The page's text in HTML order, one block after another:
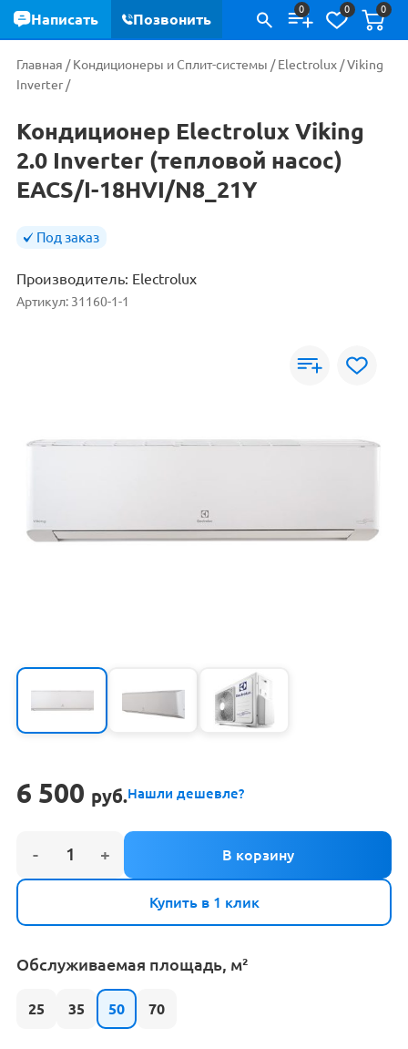
0 0 0
Главная /Кондиционеры и Сплит-системы /Electrolux /Viking
Inverter /
Кондиционер Electrolux Viking
2.0 Inverter (тепловой насос)
EACS/I-18HVI/N8_21Y
Под заказ
Производитель: Electrolux
Артикул: 31160-1-1
6 500 руб.Нашли дешевле?
Купить в 1 клик
Обслуживаемая площадь, м²
25 35 50 70
Написать Позвонить